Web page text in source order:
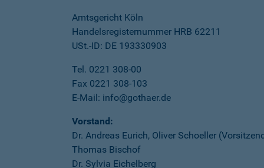
Amtsgericht Köln
Handelsregisternummer HRB 62211
USt.-ID: DE 193330903
Tel. 0221 308-00
Fax 0221 308-103
E-Mail: info@gothaer.de
Vorstand:
Dr. Andreas Eurich, Oliver Schoeller
Thomas Bischof
Dr. Sylvia Eichelberg